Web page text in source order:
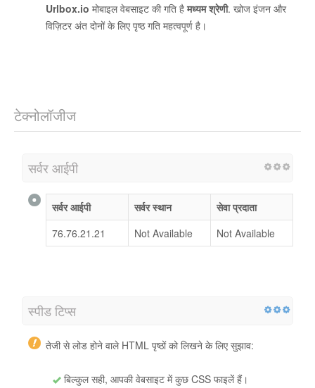
Urlbox.io मोबाइल वेबसाइट की गति है मध्यम श्रेणी. खोज इंजन और
विज़िटर अंत दोनों के लिए पृष्ठ गति महत्वपूर्ण है।
टेक्नोलॉजीज
सर्वर आईपी
सर्वर आईपी सर्वर स्थान
सेवा प्रदाता
76.76.21.21
Not Available Not Available
स्पीड टिप्स
तेजी से लोड होने वाले HTML पृष्ठों को लिखने के लिए सुझाव:
बिल्कुल सही, आपकी वेबसाइट में कुछ CSS फाइलें हैं।